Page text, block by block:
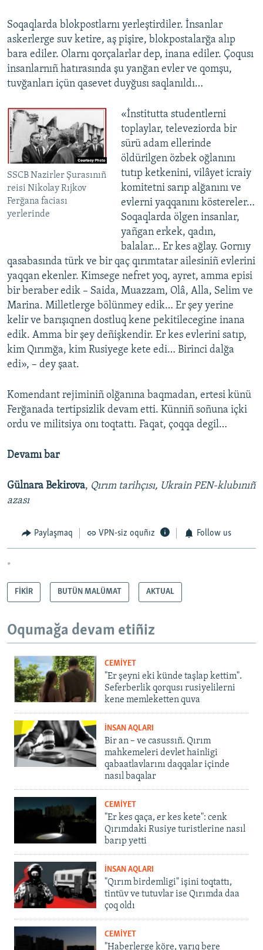
Soqaqlarda blokpostlarnı yerleştirdiler. İnsanlar
askerlerge suv ketire, aş pişire, blokpostalarğa alıp
bara ediler. Olarnı qorçalarlar dep, inana ediler. Çoqusı
insanlarnıñ hatırasında şu yanğan evler ve qomşu,
tuvğanları içün qasevet duyğusı saqlanıldı…
SSCB Nazirler Şurasınıñ
reisi Nikolay Rıjkov
Ferğana faciası
yerlerinde
«İnstitutta studentlerni
toplaylar, televeziorda bir
sürü adam ellerinde
öldürilgen özbek oğlanını
tutıp ketkenini, vilâyet icraiy
komitetni sarıp alğanını ve
evlerni yaqqanını köstereler…
Soqaqlarda ölgen insanlar,
yañgan erkek, qadın,
balalar… Er kes ağlay. Gornıy
qasabasında türk ve bir qaç qırımtatar ailesiniñ evlerini
yaqqan ekenler. Kimsege nefret yoq, ayret, amma episi
bir beraber edik – Saida, Muazzam, Olâ, Alla, Selim ve
Marina. Milletlerge bölünmey edik… Er şey yerine
kelir ve barışıqnen dostluq kene pekitilecegine inana
edik. Amma bir şey deñişkendir. Er kes evlerini satıp,
kim Qırımğa, kim Rusiyege kete edi… Birinci dalğa
edi», – dey şaat.
Komendant rejiminiñ olğanına baqmadan, ertesi künü
Ferğanada tertipsizlik devam etti. Künniñ soñuna içki
ordu ve militsiya onı toqtattı. Faqat, çoqqa degil…
Devamı bar
Gülnara Bekirova, Qırım tarihçısı, Ukrain PEN-klubınıñ
azası
Paylaşmaq VPN-siz oquñız Follow us
*
FİKİR BUTÜN MALÜMAT AKTUAL
Oqumağa devam etiñiz
CEMİYET
"Er şeyni eki künde taşlap kettim".
Seferberlik qorqusı rusiyelilerni
kene memleketten quva
İNSAN AQLARI
Bir an – ve casussıñ. Qırım
mahkemeleri devlet hainligi
qabaatlavlarını daqqalar içinde
nasıl baqalar
CEMİYET
"Er kes qaça, er kes kete": cenk
Qırımdaki Rusiye turistlerine nasıl
barıp yetti
İNSAN AQLARI
"Qırım birdemligi" işini toqtattı,
tintüv ve tutuvlar ise Qırımda daa
çoq oldı
CEMİYET
"Haberlerge köre, yarıq bere